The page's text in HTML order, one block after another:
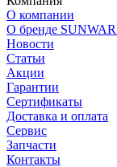
О компании
О бренде
Новости
Статьи
Акции
Гарантии
Сертификаты
Доставка и оплата
Сервис
Запчасти
Контакты